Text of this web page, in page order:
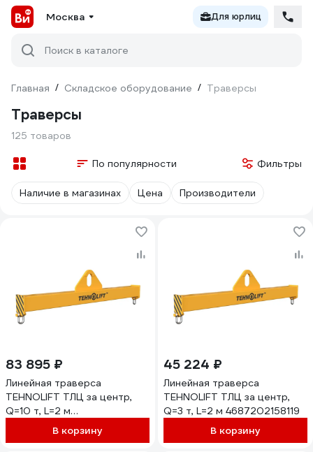
Москва Для юрлиц
Поиск в каталоге
Главная / Складское оборудование / Траверсы
Траверсы
125 товаров
По популярности Фильтры
Наличие в магазинах Цена Производители
83 895 ₽
Линейная траверса
TEHNOLIFT ТЛЦ за центр,
Q=10 т, L=2 м
4687202158195В корзину
45 224 ₽
Линейная траверса
TEHNOLIFT ТЛЦ за центр,
Q=3 т, L=2 м 4687202158119
В корзину